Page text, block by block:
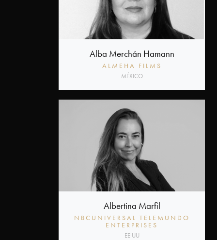
Alba Merchán Hamann
ALMEHA FILMS
MÉXICO
Albertina Marfil
NBCUNIVERSAL TELEMUNDO
ENTERPRISES
EE UU